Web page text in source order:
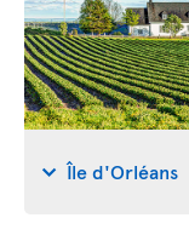
Île d'Orléans